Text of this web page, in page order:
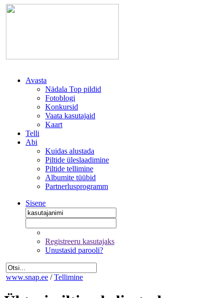
Avasta
Nädala Top pildid
Fotoblogi
Konkursid
Vaata kasutajaid
Kaart
Telli
Abi
Kuidas alustada
Piltide üleslaadimine
Piltide tellimine
Albumite tüübid
Partnerlusprogramm
Sisene
Registreeru kasutajaks
Unustasid parooli?
www.snap.ee / Tellimine